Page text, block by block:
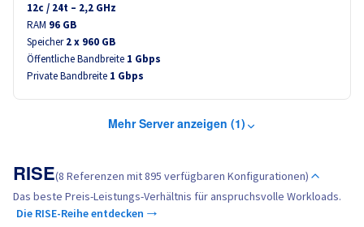
12c / 24t – 2,2 GHz
RAM 96 GB
Speicher 2 x 960 GB
Öffentliche Bandbreite 1 Gbps
Private Bandbreite 1 Gbps
Mehr Server anzeigen (1)
RISE(8 Referenzen mit 895 verfügbaren Konfigurationen)
Das beste Preis-Leistungs-Verhältnis für anspruchsvolle Workloads.
Die RISE-Reihe entdecken →